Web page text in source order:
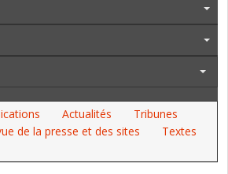
Actualités
Tribunes
de la presse et des sites
Textes